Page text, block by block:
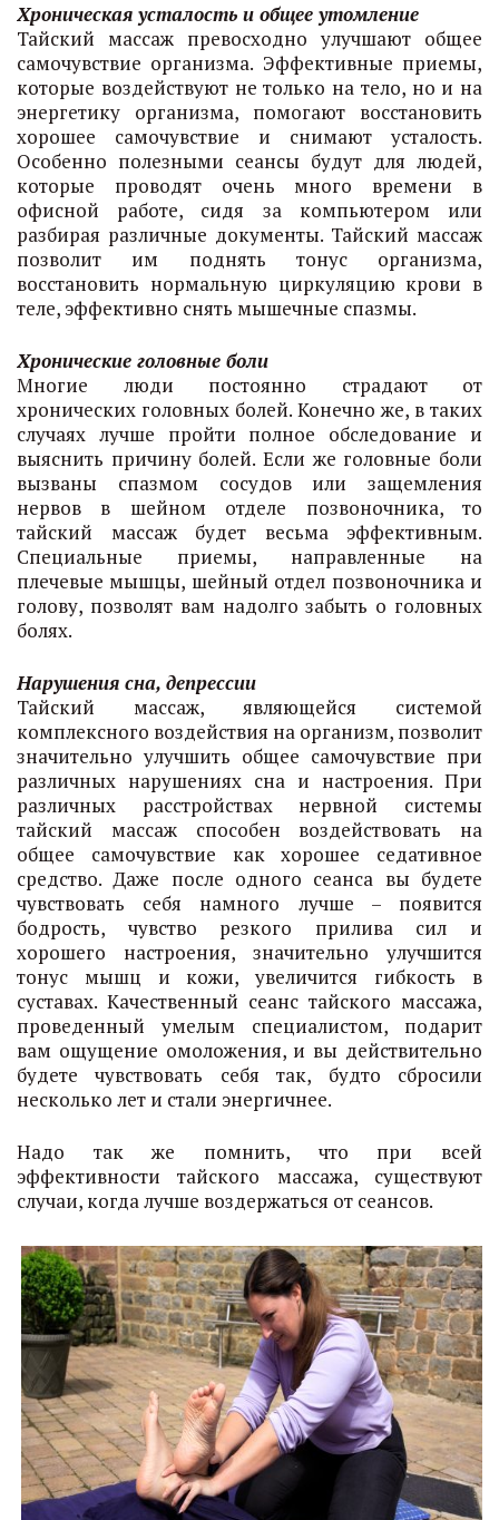
Хроническая усталость и общее утомление
Тайский массаж превосходно улучшают общее
самочувствие организма. Эффективные приемы,
которые воздействуют не только на тело, но и на
энергетику организма, помогают восстановить
хорошее самочувствие и снимают усталость.
Особенно полезными сеансы будут для людей,
которые проводят очень много времени в
офисной работе, сидя за компьютером или
разбирая различные документы. Тайский массаж
позволит им поднять тонус организма,
восстановить нормальную циркуляцию крови в
теле, эффективно снять мышечные спазмы.
Хронические головные боли
Многие люди постоянно страдают от
хронических головных болей. Конечно же, в таких
случаях лучше пройти полное обследование и
выяснить причину болей. Если же головные боли
вызваны спазмом сосудов или защемления
нервов в шейном отделе позвоночника, то
тайский массаж будет весьма эффективным.
Специальные приемы, направленные на
плечевые мышцы, шейный отдел позвоночника и
голову, позволят вам надолго забыть о головных
болях.
Нарушения сна, депрессии
Тайский массаж, являющейся системой
комплексного воздействия на организм, позволит
значительно улучшить общее самочувствие при
различных нарушениях сна и настроения. При
различных расстройствах нервной системы
тайский массаж способен воздействовать на
общее самочувствие как хорошее седативное
средство. Даже после одного сеанса вы будете
чувствовать себя намного лучше – появится
бодрость, чувство резкого прилива сил и
хорошего настроения, значительно улучшится
тонус мышц и кожи, увеличится гибкость в
суставах. Качественный сеанс тайского массажа,
проведенный умелым специалистом, подарит
вам ощущение омоложения, и вы действительно
будете чувствовать себя так, будто сбросили
несколько лет и стали энергичнее.
Надо так же помнить, что при всей
эффективности тайского массажа, существуют
случаи, когда лучше воздержаться от сеансов.